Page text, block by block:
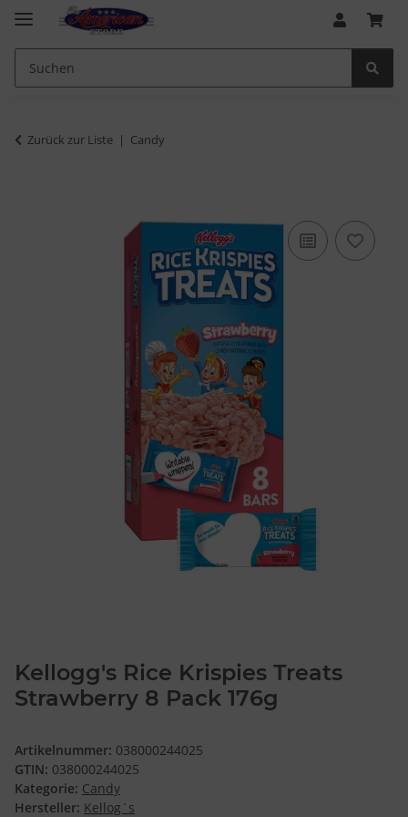
Zurück zur Liste Candy
Kellogg's Rice Krispies Treats
Strawberry 8 Pack 176g
Artikelnummer: 038000244025
GTIN: 038000244025
Kategorie: Candy
Hersteller: Kellog`s